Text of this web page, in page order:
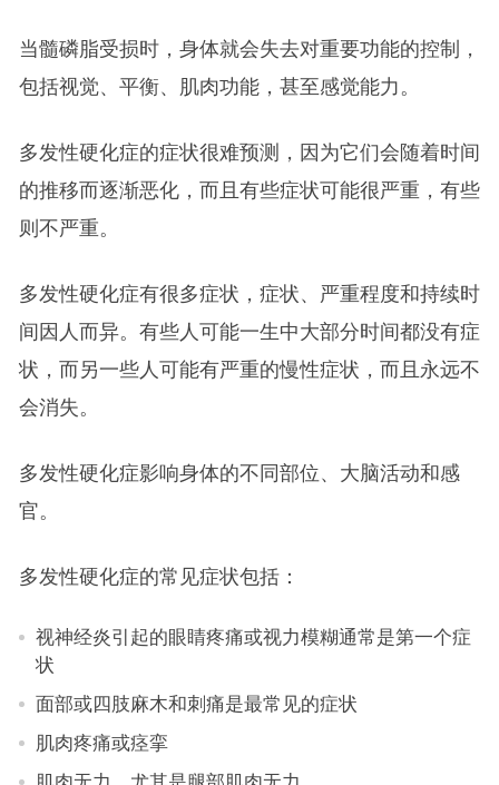
当髓磷脂受损时，身体就会失去对重要功能的控制，
包括视觉、平衡、肌肉功能，甚至感觉能力。
多发性硬化症的症状很难预测，因为它们会随着时间
的推移而逐渐恶化，而且有些症状可能很严重，有些
则不严重。
多发性硬化症有很多症状，症状、严重程度和持续时
间因人而异。有些人可能一生中大部分时间都没有症
状，而另一些人可能有严重的慢性症状，而且永远不
会消失。
多发性硬化症影响身体的不同部位、大脑活动和感
官。
多发性硬化症的常见症状包括：
视神经炎引起的眼睛疼痛或视力模糊通常是第一个症
状
面部或四肢麻木和刺痛是最常见的症状
肌肉疼痛或痉挛